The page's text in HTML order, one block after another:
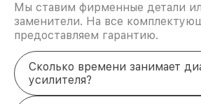
Неисправность кнопки
невозможность запустить
Повреждённый корпус
деформации или отслоение
Проблемы с кнопками
залипание, отсутствие
Загрязнение внутренних
Мы ставим фирменные детали
заменители. На все
предоставляем гарантию.
Сколько времени занимает
усилителя?